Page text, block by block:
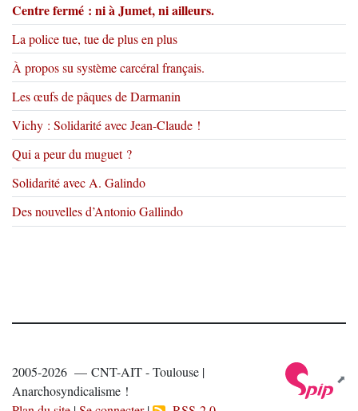
Centre fermé : ni à Jumet, ni ailleurs.
La police tue, tue de plus en plus
À propos su système carcéral français.
Les œufs de pâques de Darmanin
Vichy : Solidarité avec Jean-Claude !
Qui a peur du muguet ?
Solidarité avec A. Galindo
Des nouvelles d’Antonio Gallindo
2005-2026 — CNT-AIT - Toulouse |
Anarchosyndicalisme !